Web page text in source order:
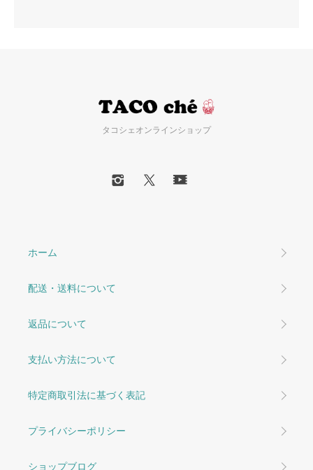
タコシェオンラインショップ
ホーム
配送・送料について
返品について
支払い方法について
特定商取引法に基づく表記
プライバシーポリシー
ショップブログ